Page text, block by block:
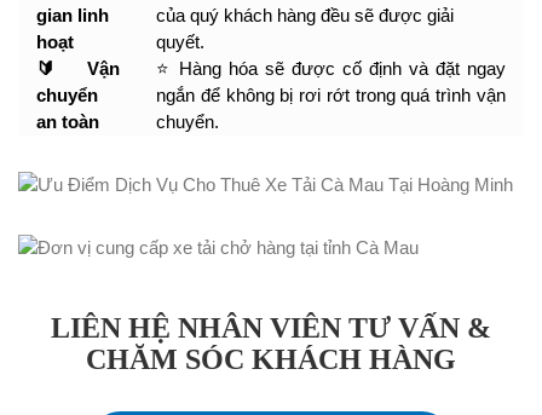
gian linh
hoạt
của quý khách hàng đều sẽ được giải
quyết.
🔰 Vận
chuyển
an toàn
⭐ Hàng hóa sẽ được cố định và đặt ngay
ngắn để không bị rơi rớt trong quá trình vận
chuyển.
LIÊN HỆ NHÂN VIÊN TƯ VẤN &
CHĂM SÓC KHÁCH HÀNG